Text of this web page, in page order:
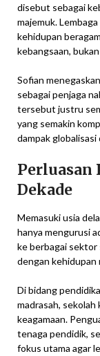
disebut sebagai
majemuk.
kehidupan
kebangsaan,
Sofian
sebagai penjaga
tersebut justru
yang semakin
dampak
Perluasan
Dekade
Memasuki usia
hanya mengurusi
ke berbagai
dengan kehidupan
Di bidang
madrasah,
keagamaan.
tenaga pendidik,
fokus utama agar